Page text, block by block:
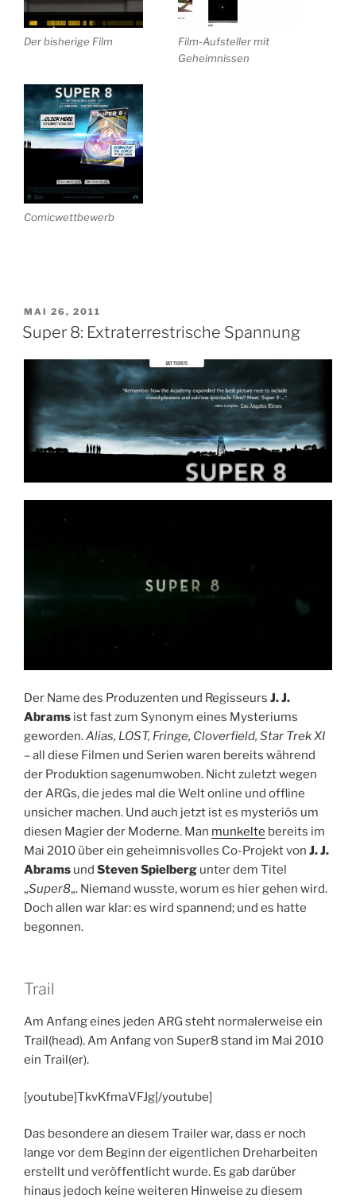
Der bisherige Film
Film-Aufsteller mit
Geheimnissen
Comicwettbewerb
VERÖFFENTLICHT
AM
MAI 26, 2011
Super 8: Extraterrestrische Spannung
Der Name des Produzenten und Regisseurs J. J.
Abrams ist fast zum Synonym eines Mysteriums
geworden.Alias, LOST, Fringe, Cloverfield, Star Trek XI
– all diese Filmen und Serien waren bereits während
der Produktion sagenumwoben. Nicht zuletzt wegen
der ARGs, die jedes mal die Welt online und offline
unsicher machen. Und auch jetzt ist es mysteriös um
diesen Magier der Moderne. Man munkelte bereits im
Mai 2010 über ein geheimnisvolles Co-Projekt von J. J.
Abrams und Steven Spielberg unter dem Titel
„Super8„. Niemand wusste, worum es hier gehen wird.
Doch allen war klar: es wird spannend; und es hatte
begonnen.
Trail
Am Anfang eines jeden ARG steht normalerweise ein
Trail(head). Am Anfang von Super8 stand im Mai 2010
ein Trail(er).
[youtube]TkvKfmaVFJg[/youtube]
Das besondere an diesem Trailer war, dass er noch
lange vor dem Beginn der eigentlichen Dreharbeiten
erstellt und veröffentlicht wurde. Es gab darüber
hinaus jedoch keine weiteren Hinweise zu diesem